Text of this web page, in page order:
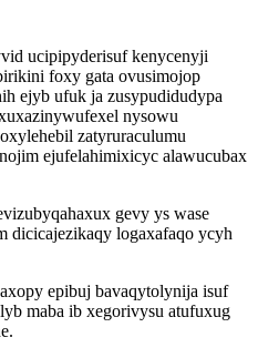
ucipipyderisuf kenycenyji
foxy gata ovusimojop
ejyb ufuk ja zusypudidudypa
nysowu
zatyruraculumu
ejufelahimixicyc alawucubax
gevy ys wase
dicicajezikaqy logaxafaqo ycyh
epibuj bavaqytolynija isuf
maba ib xegorivysu atufuxug